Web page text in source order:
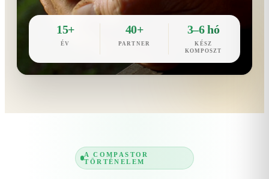
15+
ÉV
40+
PARTNER
3–6 hó
KÉSZ
KOMPOSZT
A COMPASTOR
TÖRTÉNELEM